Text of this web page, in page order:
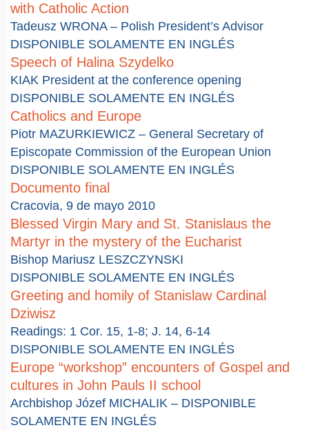
with Catholic Action
Tadeusz WRONA – Polish President’s Advisor
DISPONIBLE SOLAMENTE EN INGLÉS
Speech of Halina Szydelko
KIAK President at the conference opening
DISPONIBLE SOLAMENTE EN INGLÉS
Catholics and Europe
Piotr MAZURKIEWICZ – General Secretary of
Episcopate Commission of the European Union
DISPONIBLE SOLAMENTE EN INGLÉS
Documento final
Cracovia, 9 de mayo 2010
Blessed Virgin Mary and St. Stanislaus the
Martyr in the mystery of the Eucharist
Bishop Mariusz LESZCZYNSKI
DISPONIBLE SOLAMENTE EN INGLÉS
Greeting and homily of Stanislaw Cardinal
Dziwisz
Readings: 1 Cor. 15, 1-8; J. 14, 6-14
DISPONIBLE SOLAMENTE EN INGLÉS
Europe “workshop” encounters of Gospel and
cultures in John Pauls II school
Archbishop Józef MICHALIK – DISPONIBLE
SOLAMENTE EN INGLÉS